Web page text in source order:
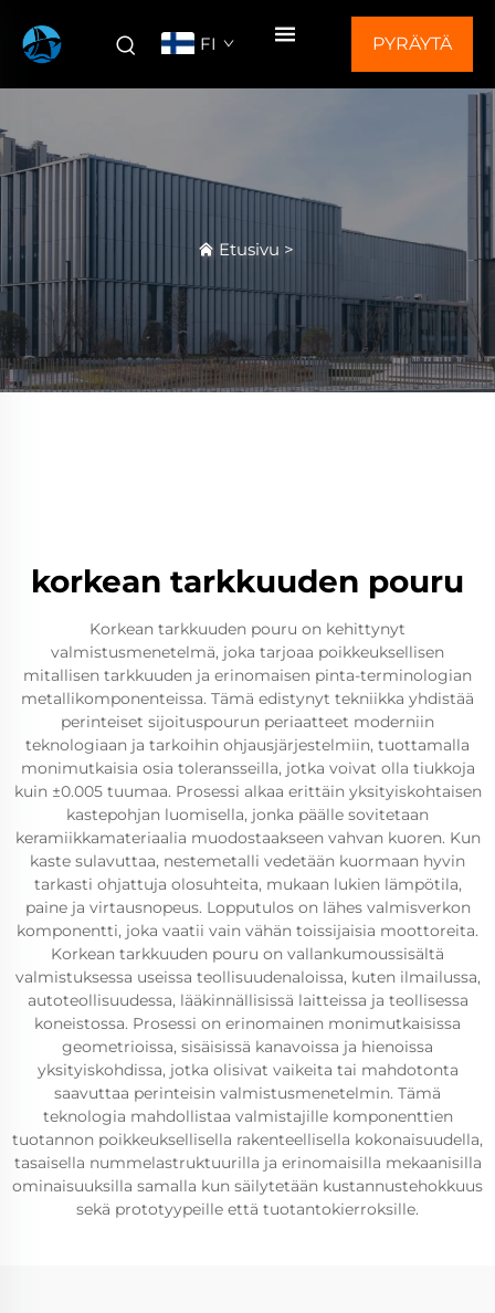
FI PYRÄYTÄ
Etusivu >
korkean tarkkuuden pouru
Korkean tarkkuuden pouru on kehittynyt
valmistusmenetelmä, joka tarjoaa poikkeuksellisen
mitallisen tarkkuuden ja erinomaisen pinta-terminologian
metallikomponenteissa. Tämä edistynyt tekniikka yhdistää
perinteiset sijoituspourun periaatteet moderniin
teknologiaan ja tarkoihin ohjausjärjestelmiin, tuottamalla
monimutkaisia osia toleransseilla, jotka voivat olla tiukkoja
kuin ±0.005 tuumaa. Prosessi alkaa erittäin yksityiskohtaisen
kastepohjan luomisella, jonka päälle sovitetaan
keramiikkamateriaalia muodostaakseen vahvan kuoren. Kun
kaste sulavuttaa, nestemetalli vedetään kuormaan hyvin
tarkasti ohjattuja olosuhteita, mukaan lukien lämpötila,
paine ja virtausnopeus. Lopputulos on lähes valmisverkon
komponentti, joka vaatii vain vähän toissijaisia moottoreita.
Korkean tarkkuuden pouru on vallankumoussisältä
valmistuksessa useissa teollisuudenaloissa, kuten ilmailussa,
autoteollisuudessa, lääkinnällisissä laitteissa ja teollisessa
koneistossa. Prosessi on erinomainen monimutkaisissa
geometrioissa, sisäisissä kanavoissa ja hienoissa
yksityiskohdissa, jotka olisivat vaikeita tai mahdotonta
saavuttaa perinteisin valmistusmenetelmin. Tämä
teknologia mahdollistaa valmistajille komponenttien
tuotannon poikkeuksellisella rakenteellisella kokonaisuudella,
tasaisella nummelastruktuurilla ja erinomaisilla mekaanisilla
ominaisuuksilla samalla kun säilytetään kustannustehokkuus
sekä prototyypeille että tuotantokierroksille.